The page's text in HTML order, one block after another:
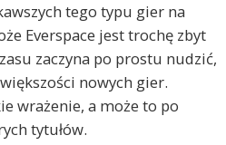
tego typu gier na
Everspace jest trochę zbyt
zaczyna po prostu nudzić,
nowych gier.
wrażenie, a może to po
tytułów.